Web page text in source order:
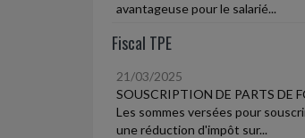
avantageuse pour le salarié...
Fiscal TPE
21/03/2025
SOUSCRIPTION DE PARTS DE
Les sommes versées pour
une réduction d'impôt sur...